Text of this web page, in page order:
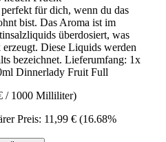
für dich, wenn du das
bist. Das Aroma ist im
überdosiert, was
Diese Liquids werden
bezeichnet. Lieferumfang: 1x
Dinnerlady Fruit Full
/ 1000 Milliliter)
Preis: 11,99 € (16.68%